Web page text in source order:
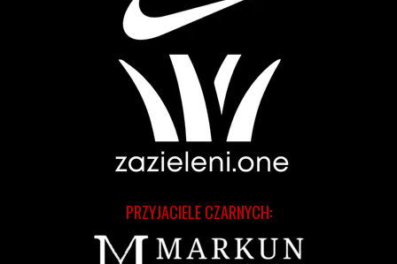
PRZYJACIELE CZARNYCH: